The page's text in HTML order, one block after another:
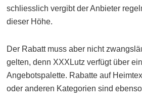
schliesslich vergibt der Anbieter
dieser Höhe.
Der Rabatt muss aber nicht
gelten, denn XXXLutz verfügt über
Angebotspalette. Rabatte auf
oder anderen Kategorien sind